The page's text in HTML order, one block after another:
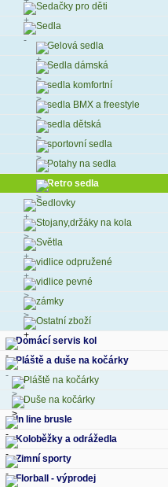
Sedačky pro děti
Sedla
Gelová sedla
Sedla dámská
sedla komfortní
sedla BMX a freestyle
sedla dětská
sportovní sedla
Potahy na sedla
Retro sedla
Sedlovky
Stojany,držáky na kola
Světla
vidlice odpružené
vidlice pevné
zámky
Ostatní zboží
Domácí servis kol
Pláště a duše na kočárky
Pláště na kočárky
Duše na kočárky
In line brusle
Koloběžky a odrážedla
Zimní sporty
Florball - výprodej